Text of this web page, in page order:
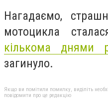
Нагадаємо,
мотоцикла
кількома днями
загинуло.
Якщо ви помітили помилку, виділіть
повідомити про це редакцію